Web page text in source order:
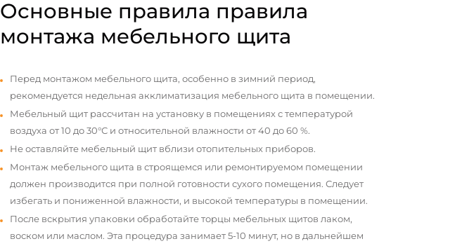
Основные правила правила
монтажа мебельного щита
Перед монтажом мебельного щита, особенно в зимний период,
рекомендуется недельная акклиматизация мебельного щита в помещении.
Мебельный щит рассчитан на установку в помещениях с температурой
воздуха от 10 до 30°С и относительной влажности от 40 до 60 %.
Не оставляйте мебельный щит вблизи отопительных приборов.
Монтаж мебельного щита в строящемся или ремонтируемом помещении
должен производится при полной готовности сухого помещения. Следует
избегать и пониженной влажности, и высокой температуры в помещении.
После вскрытия упаковки обработайте торцы мебельных щитов лаком,
воском или маслом. Эта процедура занимает 5-10 минут, но в дальнейшем